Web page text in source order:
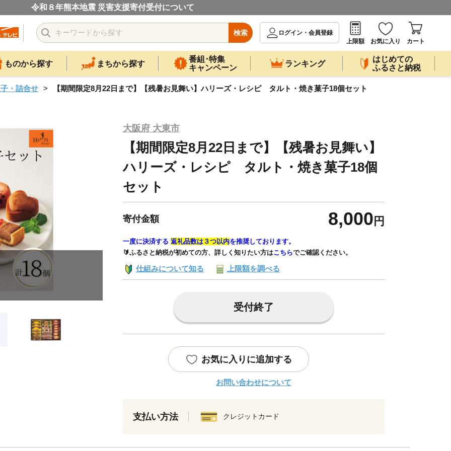
令和８年熊本地震 災害支援寄付受付について
検索
ログイン・会員登録
上限額
お気に入り カート
ものから探す まちから探す
番組･特集
キャンペーン
ランキング
はじめての
ふるさと納税
・詰合せ 【期間限定8月22日まで】【残暑お見舞い】ハリーズ・レシピ タルト・焼き菓子18個セット
大阪府 大東市
【期間限定8月22日まで】【残暑お見舞い】
ハリーズ・レシピ タルト・焼き菓子18個
セット
寄付金額 8,000 円
一度に決済する 返礼品数は３つ以内を推奨しております。
🔰ふるさと納税が初めての方、詳しく知りたい方はこちらでご確認ください。
仕組みについて知る 上限額を調べる
受付終了
お気に入りに追加する
お問い合わせについて
支払い方法 クレジットカード